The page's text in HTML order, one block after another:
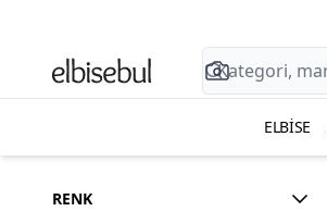
ELBISE
RENK